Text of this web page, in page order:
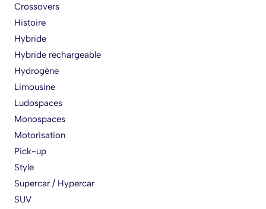
Crossovers
Histoire
Hybride
Hybride rechargeable
Hydrogène
Limousine
Ludospaces
Monospaces
Motorisation
Pick-up
Style
Supercar / Hypercar
SUV